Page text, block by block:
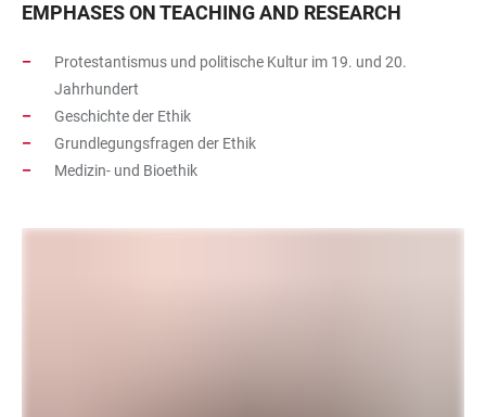
EMPHASES ON TEACHING AND RESEARCH
Protestantismus und politische Kultur im 19. und 20.
Jahrhundert
Geschichte der Ethik
Grundlegungsfragen der Ethik
Medizin- und Bioethik